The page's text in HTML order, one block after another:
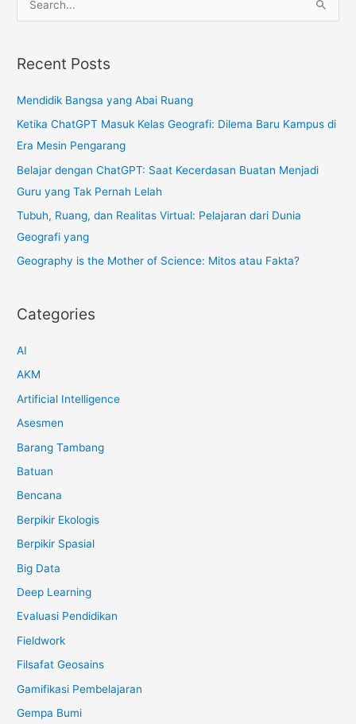
e
r
h
f
o
r
:
Recent Posts
Mendidik Bangsa yang Abai Ruang
Ketika ChatGPT Masuk Kelas Geografi: Dilema Baru Kampus di
Era Mesin Pengarang
Belajar dengan ChatGPT: Saat Kecerdasan Buatan Menjadi
Guru yang Tak Pernah Lelah
Tubuh, Ruang, dan Realitas Virtual: Pelajaran dari Dunia
Geografi yang
Geography is the Mother of Science: Mitos atau Fakta?
Categories
AI
AKM
Artificial Intelligence
Asesmen
Barang Tambang
Batuan
Bencana
Berpikir Ekologis
Berpikir Spasial
Big Data
Deep Learning
Evaluasi Pendidikan
Fieldwork
Filsafat Geosains
Gamifikasi Pembelajaran
Gempa Bumi